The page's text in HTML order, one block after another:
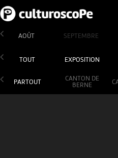
AOÛT SEPTEMBRE
TOUT EXPOSITION
PARTOUT
CANTON DE
BERNE